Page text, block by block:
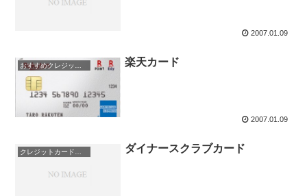
2007.01.09
おすすめクレジットカード！ 楽天カード
2007.01.09
ダイナースクラブカード